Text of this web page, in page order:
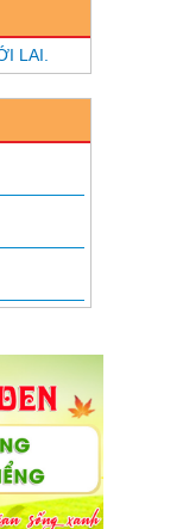
đề
ĐAI
giá
có
quý
LAI.